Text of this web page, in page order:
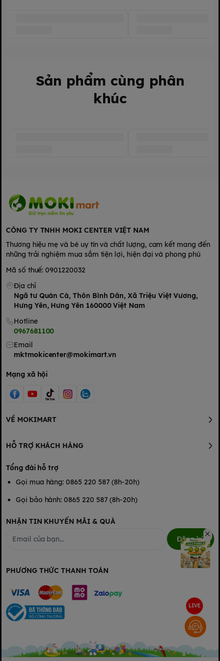
#cottonorganicSản phẩm cùng phân
khúc
CÔNG TY TNHH MOKI CENTER VIỆT NAM
Thương hiệu mẹ và bé uy tín và chất lượng, cam kết mang đến
những trải nghiệm mua sắm tiện lợi, hiện đại và phong phú
Mã số thuế: 0901220032
Địa chỉ
Ngã tư Quán Cà, Thôn Bình Dân, Xã Triệu Việt Vương,
Hưng Yên, Hưng Yên 160000 Việt Nam
Hotline
0967681100
Email
mktmokicenter@mokimart.vn
Mạng xã hội
VỀ MOKIMART
HỖ TRỢ KHÁCH HÀNG
Tổng đài hỗ trợ
Gọi mua hàng: 0865 220 587 (8h-20h)
Gọi bảo hành: 0865 220 587 (8h-20h)
NHẬN TIN KHUYẾN MÃI & QUÀ
Đăng ký
PHƯƠNG THỨC THANH TOÁN
LIVE